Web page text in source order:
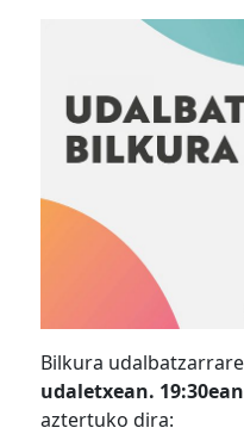
Bilkura
udaletxean. 19:30ean
aztertuko dira: